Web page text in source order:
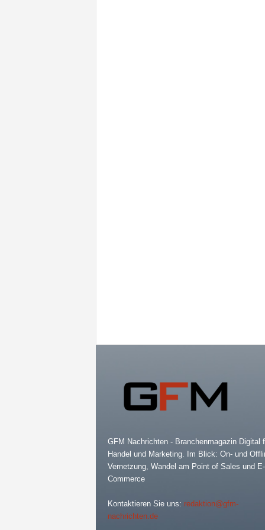
GFM Nachrichten - Branchenmagazin Digital
Handel und Marketing. Im Blick: On- und
Vernetzung, Wandel am Point of Sales und E-
Commerce
Kontaktieren Sie uns: redaktion@gfm-
nachrichten.de